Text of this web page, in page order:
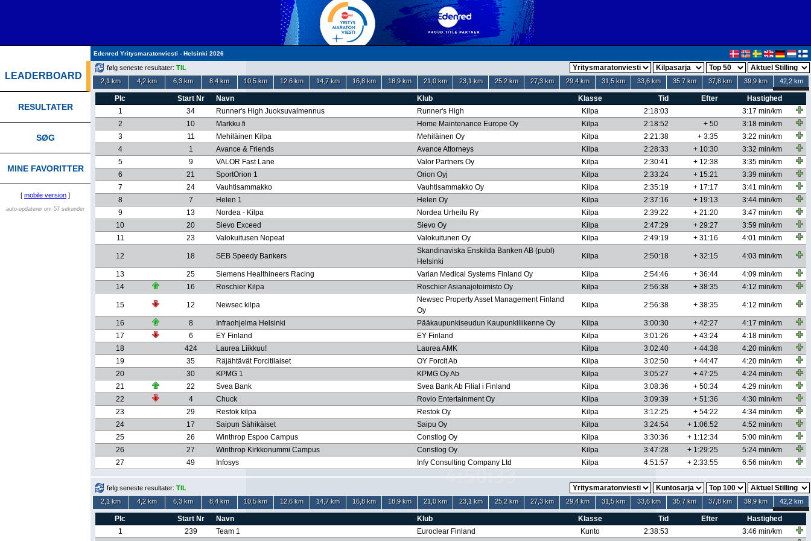
Edenred Yritysmaratonviesti - Helsinki 2026
LEADERBOARD
RESULTATER
SØG
MINE FAVORITTER
[ mobile version ]
auto-opdaterer om 57 sekunder
følg seneste resultater: TIL
2,1 km
4,2 km 6,3 km 8,4 km 10,5 km 12,6 km 14,7 km 16,8 km 18,9 km 21,0 km 23,1 km 25,2 km 27,3 km 29,4 km 31,5 km 33,6 km 35,7 km 37,8 km 39,9 km 42,2 km
Plc Start Nr Navn Klub Klasse Tid Efter
Hastighed
1
34 Runner's High Juoksuvalmennus Runner's High Kilpa 2:18:03
3:17 min/km
2
10 Markku.fi Home Maintenance Europe Oy Kilpa 2:18:52 + 50
3:18 min/km
3
11 Mehiläinen Kilpa Mehiläinen Oy Kilpa 2:21:38 + 3:35
3:22 min/km
4
1 Avance & Friends Avance Attorneys Kilpa 2:28:33 + 10:30
3:32 min/km
5
9 VALOR Fast Lane Valor Partners Oy Kilpa 2:30:41 + 12:38
3:35 min/km
6
21 SportOrion 1 Orion Oyj Kilpa 2:33:24 + 15:21
3:39 min/km
7
24 Vauhtisammakko Vauhtisammakko Oy Kilpa 2:35:19 + 17:17
3:41 min/km
8
7 Helen 1 Helen Oy Kilpa 2:37:16 + 19:13
3:44 min/km
9
13 Nordea - Kilpa Nordea Urheilu Ry Kilpa 2:39:22 + 21:20
3:47 min/km
10
20 Sievo Exceed Sievo Oy Kilpa 2:47:29 + 29:27
3:59 min/km
11
23 Valokuitusen Nopeat Valokuitunen Oy Kilpa 2:49:19 + 31:16 4:01 min/km
12 18 SEB Speedy Bankers
Skandinaviska Enskilda Banken AB (publ)
Helsinki
Kilpa 2:50:18 + 32:15 4:03 min/km
13 25 Siemens Healthineers Racing Varian Medical Systems Finland Oy Kilpa 2:54:46 + 36:44
4:09 min/km
14
16 Roschier Kilpa Roschier Asianajotoimisto Oy Kilpa 2:56:38 + 38:35 4:12 min/km
15 12 Newsec kilpa
Newsec Property Asset Management Finland
Oy
Kilpa 2:56:38 + 38:35 4:12 min/km
16 8 Infraohjelma Helsinki Pääkaupunkiseudun Kaupunkiliikenne Oy Kilpa 3:00:30 + 42:27
4:17 min/km
17
6 EY Finland EY Finland Kilpa 3:01:26 + 43:24
4:18 min/km
18
424 Laurea Liikkuu! Laurea AMK Kilpa 3:02:40 + 44:38
4:20 min/km
19
35 Räjähtävät Forcitilaiset OY Forcit Ab Kilpa 3:02:50 + 44:47
4:20 min/km
20
30 KPMG 1 KPMG Oy Ab Kilpa 3:05:27 + 47:25
4:24 min/km
21
22 Svea Bank Svea Bank Ab Filial i Finland Kilpa 3:08:36 + 50:34
4:29 min/km
22
4 Chuck Rovio Entertainment Oy Kilpa 3:09:39 + 51:36
4:30 min/km
23
29 Restok kilpa Restok Oy Kilpa 3:12:25 + 54:22
4:34 min/km
24
17 Saipun Sähikäiset Saipu Oy Kilpa 3:24:54 + 1:06:52
4:52 min/km
25
26 Winthrop Espoo Campus Constlog Oy Kilpa 3:30:36 + 1:12:34
5:00 min/km
26
27 Winthrop Kirkkonummi Campus Constlog Oy Kilpa 3:47:28 + 1:29:25
5:24 min/km
27
49 Infosys Infy Consulting Company Ltd Kilpa 4:51:57 + 2:33:55 6:56 min/km
følg seneste resultater: TIL
2,1 km
4,2 km 6,3 km 8,4 km 10,5 km 12,6 km 14,7 km 16,8 km 18,9 km 21,0 km 23,1 km 25,2 km 27,3 km 29,4 km 31,5 km 33,6 km 35,7 km 37,8 km 39,9 km 42,2 km
Plc Start Nr Navn Klub Klasse Tid Efter
Hastighed
1
239 Team 1 Euroclear Finland Kunto 2:38:53
3:46 min/km